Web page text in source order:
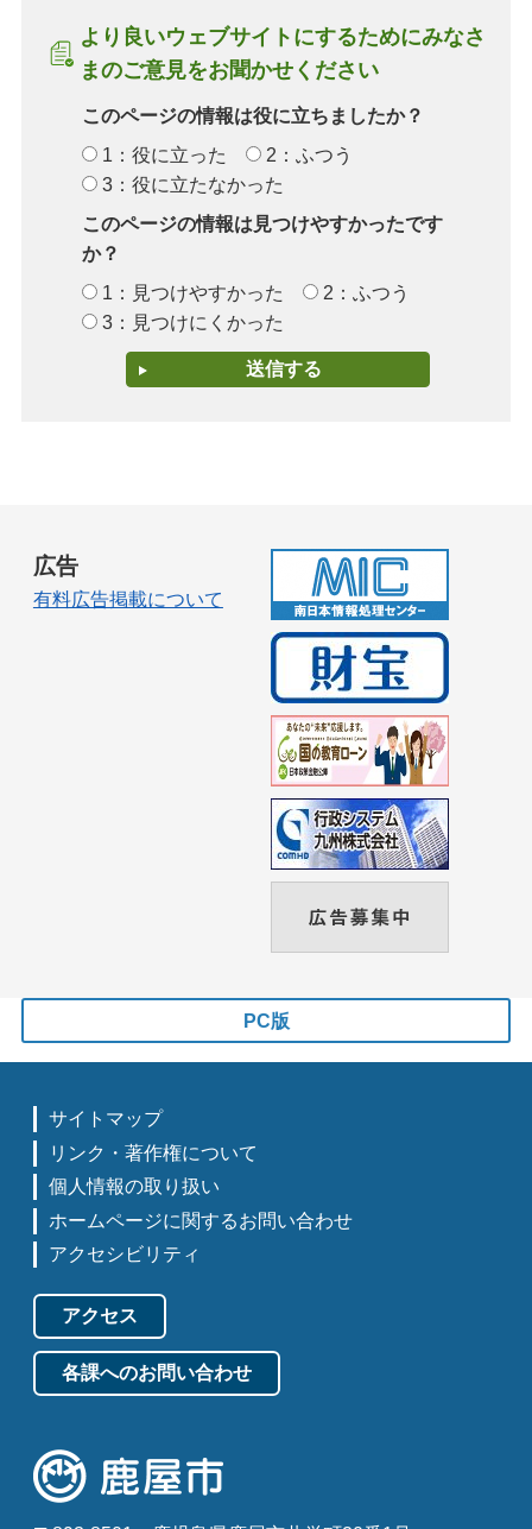
より良いウェブサイトにするためにみなさ
まのご意見をお聞かせください
このページの情報は役に立ちましたか？
1：役に立った
2：ふつう
3：役に立たなかった
このページの情報は見つけやすかったです
か？
1：見つけやすかった
2：ふつう
3：見つけにくかった
広告
有料広告掲載について
PC版
サイトマップ
リンク・著作権について
個人情報の取り扱い
ホームページに関するお問い合わせ
アクセシビリティ
アクセス
各課へのお問い合わせ